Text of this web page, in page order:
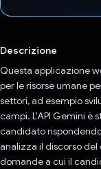
Descrizione
Questa applicazione
per le risorse umane
settori, ad esempio
campi. L'API Gemini è
candidato
analizza il discorso
domande a cui il